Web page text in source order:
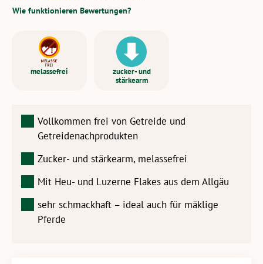
Durchschnittliche Bewertung von 5 von 5 Sternen
Wie funktionieren Bewertungen?
melassefrei
zucker- und
stärkearm
Vollkommen frei von Getreide und
Getreidenachprodukten
Zucker- und stärkearm, melassefrei
Mit Heu- und Luzerne Flakes aus dem Allgäu
sehr schmackhaft – ideal auch für mäklige
Pferde